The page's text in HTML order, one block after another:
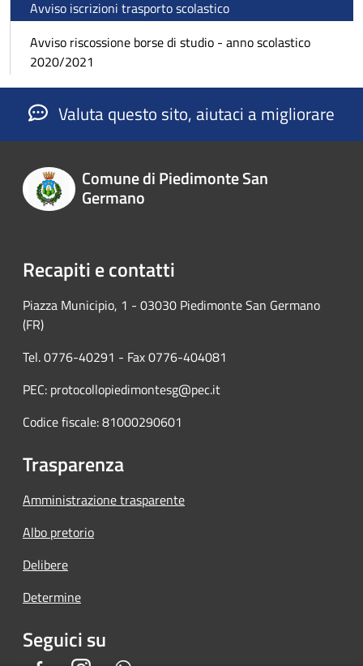
Avviso iscrizioni trasporto scolastico
Avviso riscossione borse di studio - anno scolastico
2020/2021
Valuta questo sito, aiutaci a migliorare
Comune di Piedimonte San
Germano
Recapiti e contatti
Piazza Municipio, 1 - 03030 Piedimonte San Germano
(FR)
Tel. 0776-40291 - Fax 0776-404081
PEC: protocollopiedimontesg@pec.it
Codice fiscale: 81000290601
Trasparenza
Amministrazione trasparente
Albo pretorio
Delibere
Determine
Seguici su